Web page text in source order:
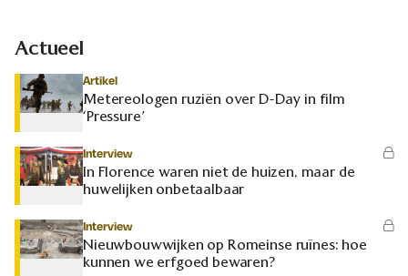
Actueel
Artikel
Metereologen ruziën over D-Day in film
‘Pressure’
Interview
In Florence waren niet de huizen, maar de
huwelijken onbetaalbaar
Interview
Nieuwbouwwijken op Romeinse ruïnes: hoe
kunnen we erfgoed bewaren?